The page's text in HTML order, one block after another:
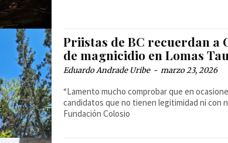
Priistas de BC recuerdan a
de magnicidio en Lomas
Eduardo Andrade Uribe - marzo 23, 2026
“Lamento mucho comprobar que en
candidatos que no tienen legitimidad ni con
Fundación Colosio